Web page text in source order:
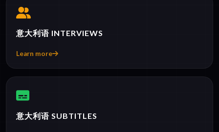
意大利语 INTERVIEWS
Learn more
意大利语 SUBTITLES